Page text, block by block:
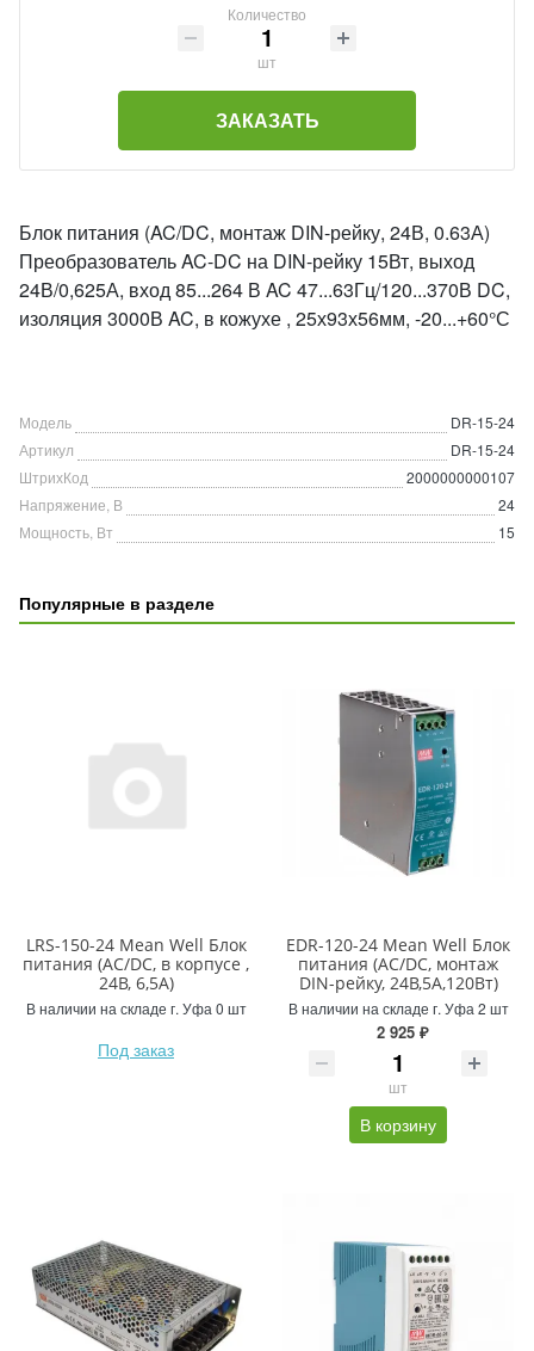
Количество
шт
ЗАКАЗАТЬ
Блок питания (AC/DC, монтаж DIN-рейку, 24В, 0.63А)
Преобразователь AC-DC на DIN-рейку 15Вт, выход
24В/0,625А, вход 85...264 В AC 47...63Гц/120...370В DC,
изоляция 3000В AC, в кожухе , 25х93х56мм, -20...+60°С
Модель
DR-15-24
Артикул
DR-15-24
ШтрихКод
2000000000107
Напряжение, В
24
Мощность, Вт
15
Популярные в разделе
LRS-150-24 Mean Well Блок
питания (AC/DC, в корпусе ,
24В, 6,5А)
В наличии на складе г. Уфа 0 шт
Под заказ
EDR-120-24 Mean Well Блок
питания (AC/DC, монтаж
DIN-рейку, 24В,5А,120Вт)
В наличии на складе г. Уфа 2 шт
2 925 ₽
шт
В корзину